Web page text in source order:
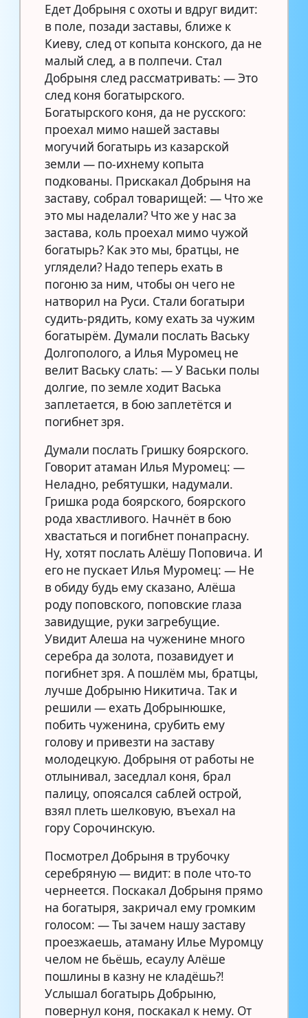
Едет Добрыня с охоты и вдруг видит:
в поле, позади заставы, ближе к
Киеву, след от копыта конского, да не
малый след, а в полпечи. Стал
Добрыня след рассматривать: — Это
след коня богатырского.
Богатырского коня, да не русского:
проехал мимо нашей заставы
могучий богатырь из казарской
земли — по-ихнему копыта
подкованы. Прискакал Добрыня на
заставу, собрал товарищей: — Что же
это мы наделали? Что же у нас за
застава, коль проехал мимо чужой
богатырь? Как это мы, братцы, не
углядели? Надо теперь ехать в
погоню за ним, чтобы он чего не
натворил на Руси. Стали богатыри
судить-рядить, кому ехать за чужим
богатырём. Думали послать Ваську
Долгополого, а Илья Муромец не
велит Ваську слать: — У Васьки полы
долгие, по земле ходит Васька
заплетается, в бою заплетётся и
погибнет зря.
Думали послать Гришку боярского.
Говорит атаман Илья Муромец: —
Неладно, ребятушки, надумали.
Гришка рода боярского, боярского
рода хвастливого. Начнёт в бою
хвастаться и погибнет понапрасну.
Ну, хотят послать Алёшу Поповича. И
его не пускает Илья Муромец: — Не
в обиду будь ему сказано, Алёша
роду поповского, поповские глаза
завидущие, руки загребущие.
Увидит Алеша на чуженине много
серебра да золота, позавидует и
погибнет зря. А пошлём мы, братцы,
лучше Добрыню Никитича. Так и
решили — ехать Добрынюшке,
побить чуженина, срубить ему
голову и привезти на заставу
молодецкую. Добрыня от работы не
отлынивал, заседлал коня, брал
палицу, опоясался саблей острой,
взял плеть шелковую, въехал на
гору Сорочинскую.
Посмотрел Добрыня в трубочку
серебряную — видит: в поле что-то
чернеется. Поскакал Добрыня прямо
на богатыря, закричал ему громким
голосом: — Ты зачем нашу заставу
проезжаешь, атаману Илье Муромцу
челом не бьёшь, есаулу Алёше
пошлины в казну не кладёшь?!
Услышал богатырь Добрыню,
повернул коня, поскакал к нему. От